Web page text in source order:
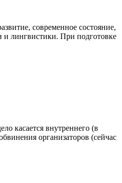
современное состояние,
и лингвистики. При подготовке
касается внутреннего (в
организаторов (сейчас